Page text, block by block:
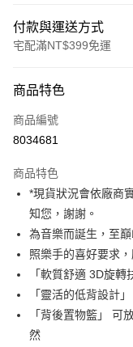
付款與運送方式
宅配滿NT$399免運
信用卡一次付款
信用卡分期付款
合作金庫商業銀行
華南商業銀行
上海商業儲蓄銀行
國泰世華商業銀行
臺灣中小企業銀行
匯豐（台灣）商業銀行
聯邦商業銀行
元大商業銀行
玉山商業銀行
台新國際商業銀行
6 期 0 利率 每期
華南商業銀行
上海商業儲蓄銀行
國泰世華商業銀行
臺灣中小企業銀行
匯豐（台灣）商業銀行
聯邦商業銀行
元大商業銀行
玉山商業銀行
12 期 0 利率 每期
合作金庫商業銀行
上海商業儲蓄銀行
國泰世華商業銀行
臺灣中小企業銀行
匯豐（台灣）商業銀行
聯邦商業銀行
LINE Pay
Apple Pay
街口支付
悠遊付
商品特色
商品編號
8034681
商品特色
*現貨狀況會依廠商
知您，謝謝。
為音樂而誕生，至
照樂手的喜好要求
「軟質舒適 3D旋
「靈活的低背設計
「背後置物籃」 可
然